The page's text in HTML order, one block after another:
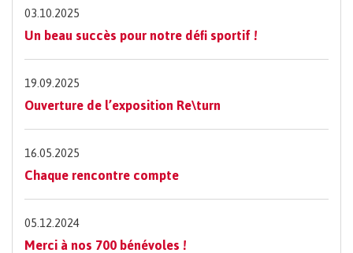
03.10.2025
Un beau succès pour notre défi sportif !
19.09.2025
Ouverture de l’exposition Re\turn
16.05.2025
Chaque rencontre compte
05.12.2024
Merci à nos 700 bénévoles !